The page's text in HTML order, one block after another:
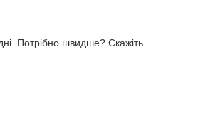
Потрібно швидше? Скажіть